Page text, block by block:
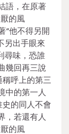
語，在原著
的風
“他不得另開
另出手眼來
尋味，恐誰
幾回再三說
呼上的第三
中的第一人
的同人不會
，若還有人
的風